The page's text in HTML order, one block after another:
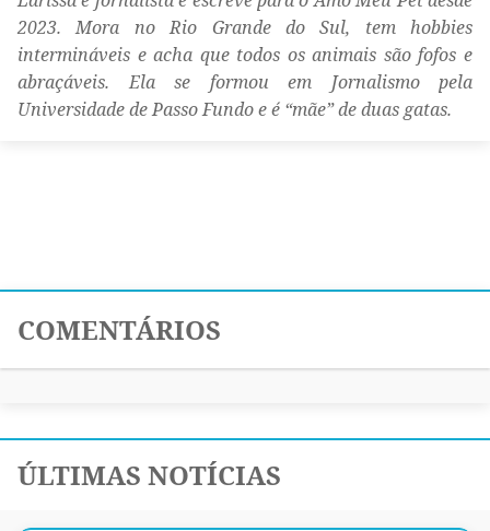
2023. Mora no Rio Grande do Sul, tem hobbies
intermináveis e acha que todos os animais são fofos e
abraçáveis. Ela se formou em Jornalismo pela
Universidade de Passo Fundo e é “mãe” de duas gatas.
COMENTÁRIOS
ÚLTIMAS NOTÍCIAS